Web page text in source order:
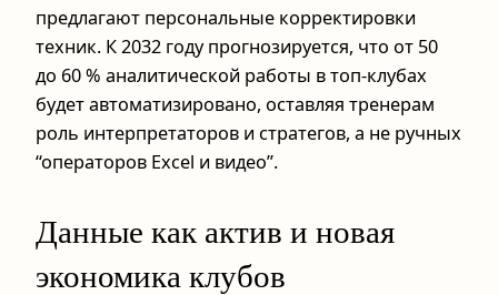
предлагают персональные корректировки
техник. К 2032 году прогнозируется, что от 50
до 60 % аналитической работы в топ-клубах
будет автоматизировано, оставляя тренерам
роль интерпретаторов и стратегов, а не ручных
“операторов Excel и видео”.
Данные как актив и новая
экономика клубов